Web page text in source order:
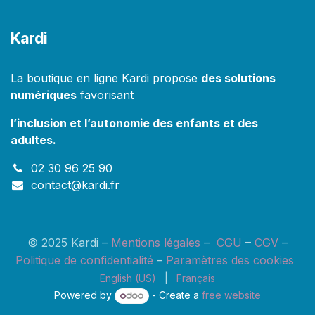
Kardi
La boutique en ligne Kardi propose des solutions
numériques favorisant
l’inclusion et l’autonomie des enfants et des
adultes.
02 30 96 25 90
contact@kardi.fr
© 2025 Kardi – Mentions légales – CGU – CGV –
Politique de confidentialité – Paramètres des cookies
English (US)
Français
Powered by
- Create a free website